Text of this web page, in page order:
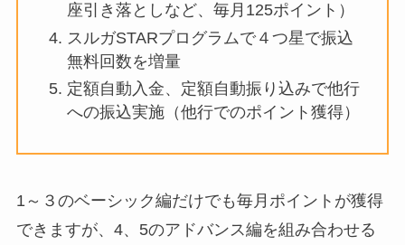
座引き落としなど、毎月125ポイント）
スルガSTARプログラムで４つ星で振込
無料回数を増量
定額自動入金、定額自動振り込みで他行
への振込実施（他行でのポイント獲得）
1～３のベーシック編だけでも毎月ポイントが獲得
できますが、4、5のアドバンス編を組み合わせる